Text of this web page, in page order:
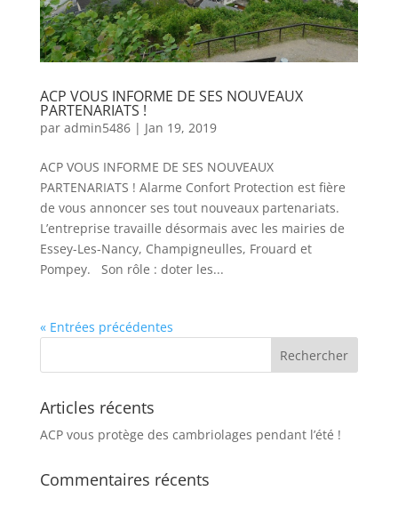
ACP VOUS INFORME DE SES NOUVEAUX
PARTENARIATS !
par admin5486| Jan 19, 2019
ACP VOUS INFORME DE SES NOUVEAUX
PARTENARIATS ! Alarme Confort Protection est fière
de vous annoncer ses tout nouveaux partenariats.
L’entreprise travaille désormais avec les mairies de
Essey-Les-Nancy, Champigneulles, Frouard et
Pompey. Son rôle : doter les...
« Entrées précédentes
Articles récents
ACP vous protège des cambriolages pendant l’été !
Commentaires récents